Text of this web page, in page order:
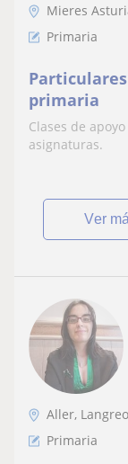
Mieres
Primaria
primaria
Clases de
asignaturas.
ver
Aller,
Primaria